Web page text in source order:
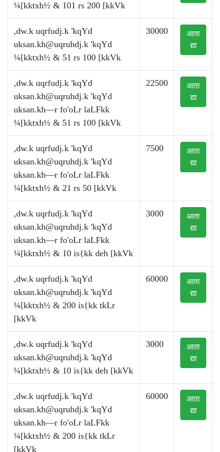
¼[kktxh½ & 101 rs 200 [kkVk
,dw.k uqrfudj.k 'kqYd
uksan.kh@uqruhdj.k 'kqYd
¼[kktxh½ & 51 rs 100 [kkVk
30000
आता
द्या
,dw.k uqrfudj.k 'kqYd
uksan.kh@uqruhdj.k 'kqYd
uksan.kh—r fo'oLr laLFkk
¼[kktxh½ & 51 rs 100 [kkVk
22500
आता
द्या
,dw.k uqrfudj.k 'kqYd
uksan.kh@uqruhdj.k 'kqYd
uksan.kh—r fo'oLr laLFkk
¼[kktxh½ & 21 rs 50 [kkVk
7500
आता
द्या
,dw.k uqrfudj.k 'kqYd
uksan.kh@uqruhdj.k 'kqYd
uksan.kh—r fo'oLr laLFkk
¼[kktxh½ & 10 is{kk deh [kkVk
3000
आता
द्या
,dw.k uqrfudj.k 'kqYd
uksan.kh@uqruhdj.k 'kqYd
¼[kktxh½ & 200 is{kk tkLr
[kkVk
60000
आता
द्या
,dw.k uqrfudj.k 'kqYd
uksan.kh@uqruhdj.k 'kqYd
¼[kktxh½ & 10 is{kk deh [kkVk
3000
आता
द्या
,dw.k uqrfudj.k 'kqYd
uksan.kh@uqruhdj.k 'kqYd
uksan.kh—r fo'oLr laLFkk
¼[kktxh½ & 200 is{kk tkLr
[kkVk
60000
आता
द्या